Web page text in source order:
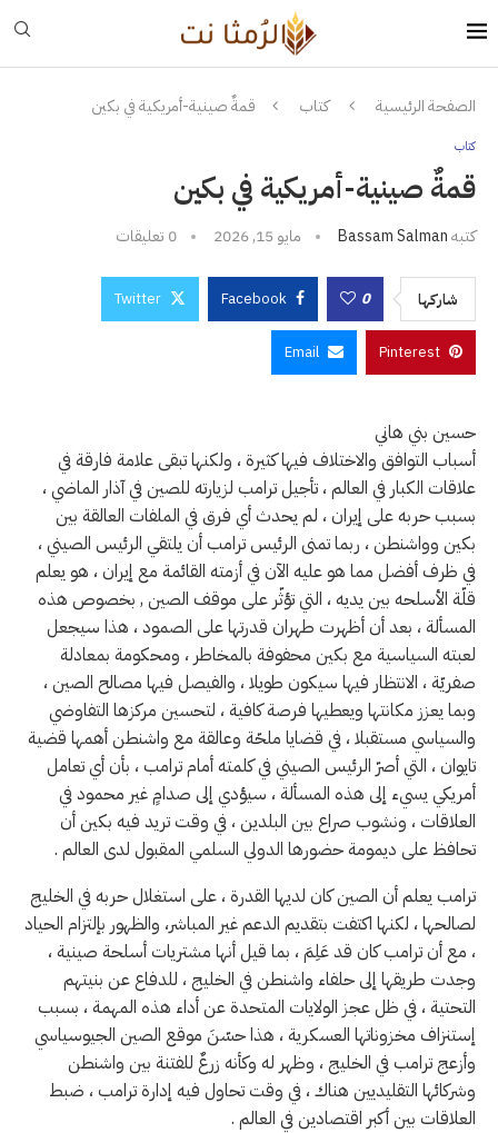
الصفحة الرئيسية كتاب قمةٌ صينية-أمريكية في بكين
كتاب
قمةٌ صينية-أمريكية في بكين
كتبهBassam Salman مايو 15, 2026 0 تعليقات
شاركها 0
Facebook
Twitter
Pinterest
Email
حسين بني هاني
أسباب التوافق والاختلاف فيها كثيرة ، ولكنها تبقى علامة فارقة في
علاقات الكبار في العالم ، تأجيل ترامب لزيارته للصين في آذار الماضي ،
بسبب حربه على إيران ، لم يحدث أي فرق في الملفات العالقة بين
بكين وواشنطن ، ربما تمنى الرئيس ترامب أن يلتقي الرئيس الصيني ،
في ظرف أفضل مما هو عليه الآن في أزمته القائمة مع إيران ، هو يعلم
قلّة الأسلحه بين يديه ، التي تؤثّر على موقف الصين , بخصوص هذه
المسألة ، بعد أن أظهرت طهران قدرتها على الصمود ، هذا سيجعل
لعبته السياسية مع بكين محفوفة بالمخاطر ، ومحكومة بمعادلة
صفريّة ، الانتظار فيها سيكون طويلا ، والفيصل فيها مصالح الصين ،
وبما يعزز مكانتها ويعطيها فرصة كافية ، لتحسين مركزها التفاوضي
والسياسي مستقبلا ، في قضايا ملحّة وعالقة مع واشنطن أهمها قضية
تايوان ، التي أصرّ الرئيس الصيني في كلمته أمام ترامب ، بأن أي تعامل
أمريكي يسيء إلى هذه المسألة ، سيؤدي إلى صدامٍ غير محمود في
العلاقات ، ونشوب صراع بين البلدين ، في وقت تريد فيه بكين أن
تحافظ على ديمومة حضورها الدولي السلمي المقبول لدى العالم .
ترامب يعلم أن الصين كان لديها القدرة ، على استغلال حربه في الخليج
لصالحها ، لكنها اكتفت بتقديم الدعم غير المباشر، والظهور بإلتزام الحياد
، مع أن ترامب كان قد عَلِمَ ، بما قيل أنها مشتريات أسلحة صينية ،
وجدت طريقها إلى حلفاء واشنطن في الخليج ، للدفاع عن بنيتهم
التحتية ، في ظل عجز الولايات المتحدة عن أداء هذه المهمة ، بسبب
إستنزاف مخزوناتها العسكرية ، هذا حسّنَ موقع الصين الجيوسياسي
وأزعج ترامب في الخليج ، وظهر له وكأنه زرعٌ للفتنة بين واشنطن
وشركائها التقليديين هناك ، في وقت تحاول فيه إدارة ترامب ، ضبط
العلاقات بين أكبر اقتصادين في العالم .